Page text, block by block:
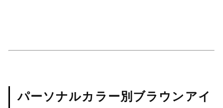
パーソナルカラー別ブラウンアイ